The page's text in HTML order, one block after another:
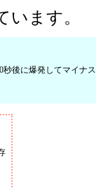
ます。
後に爆発してマイナ